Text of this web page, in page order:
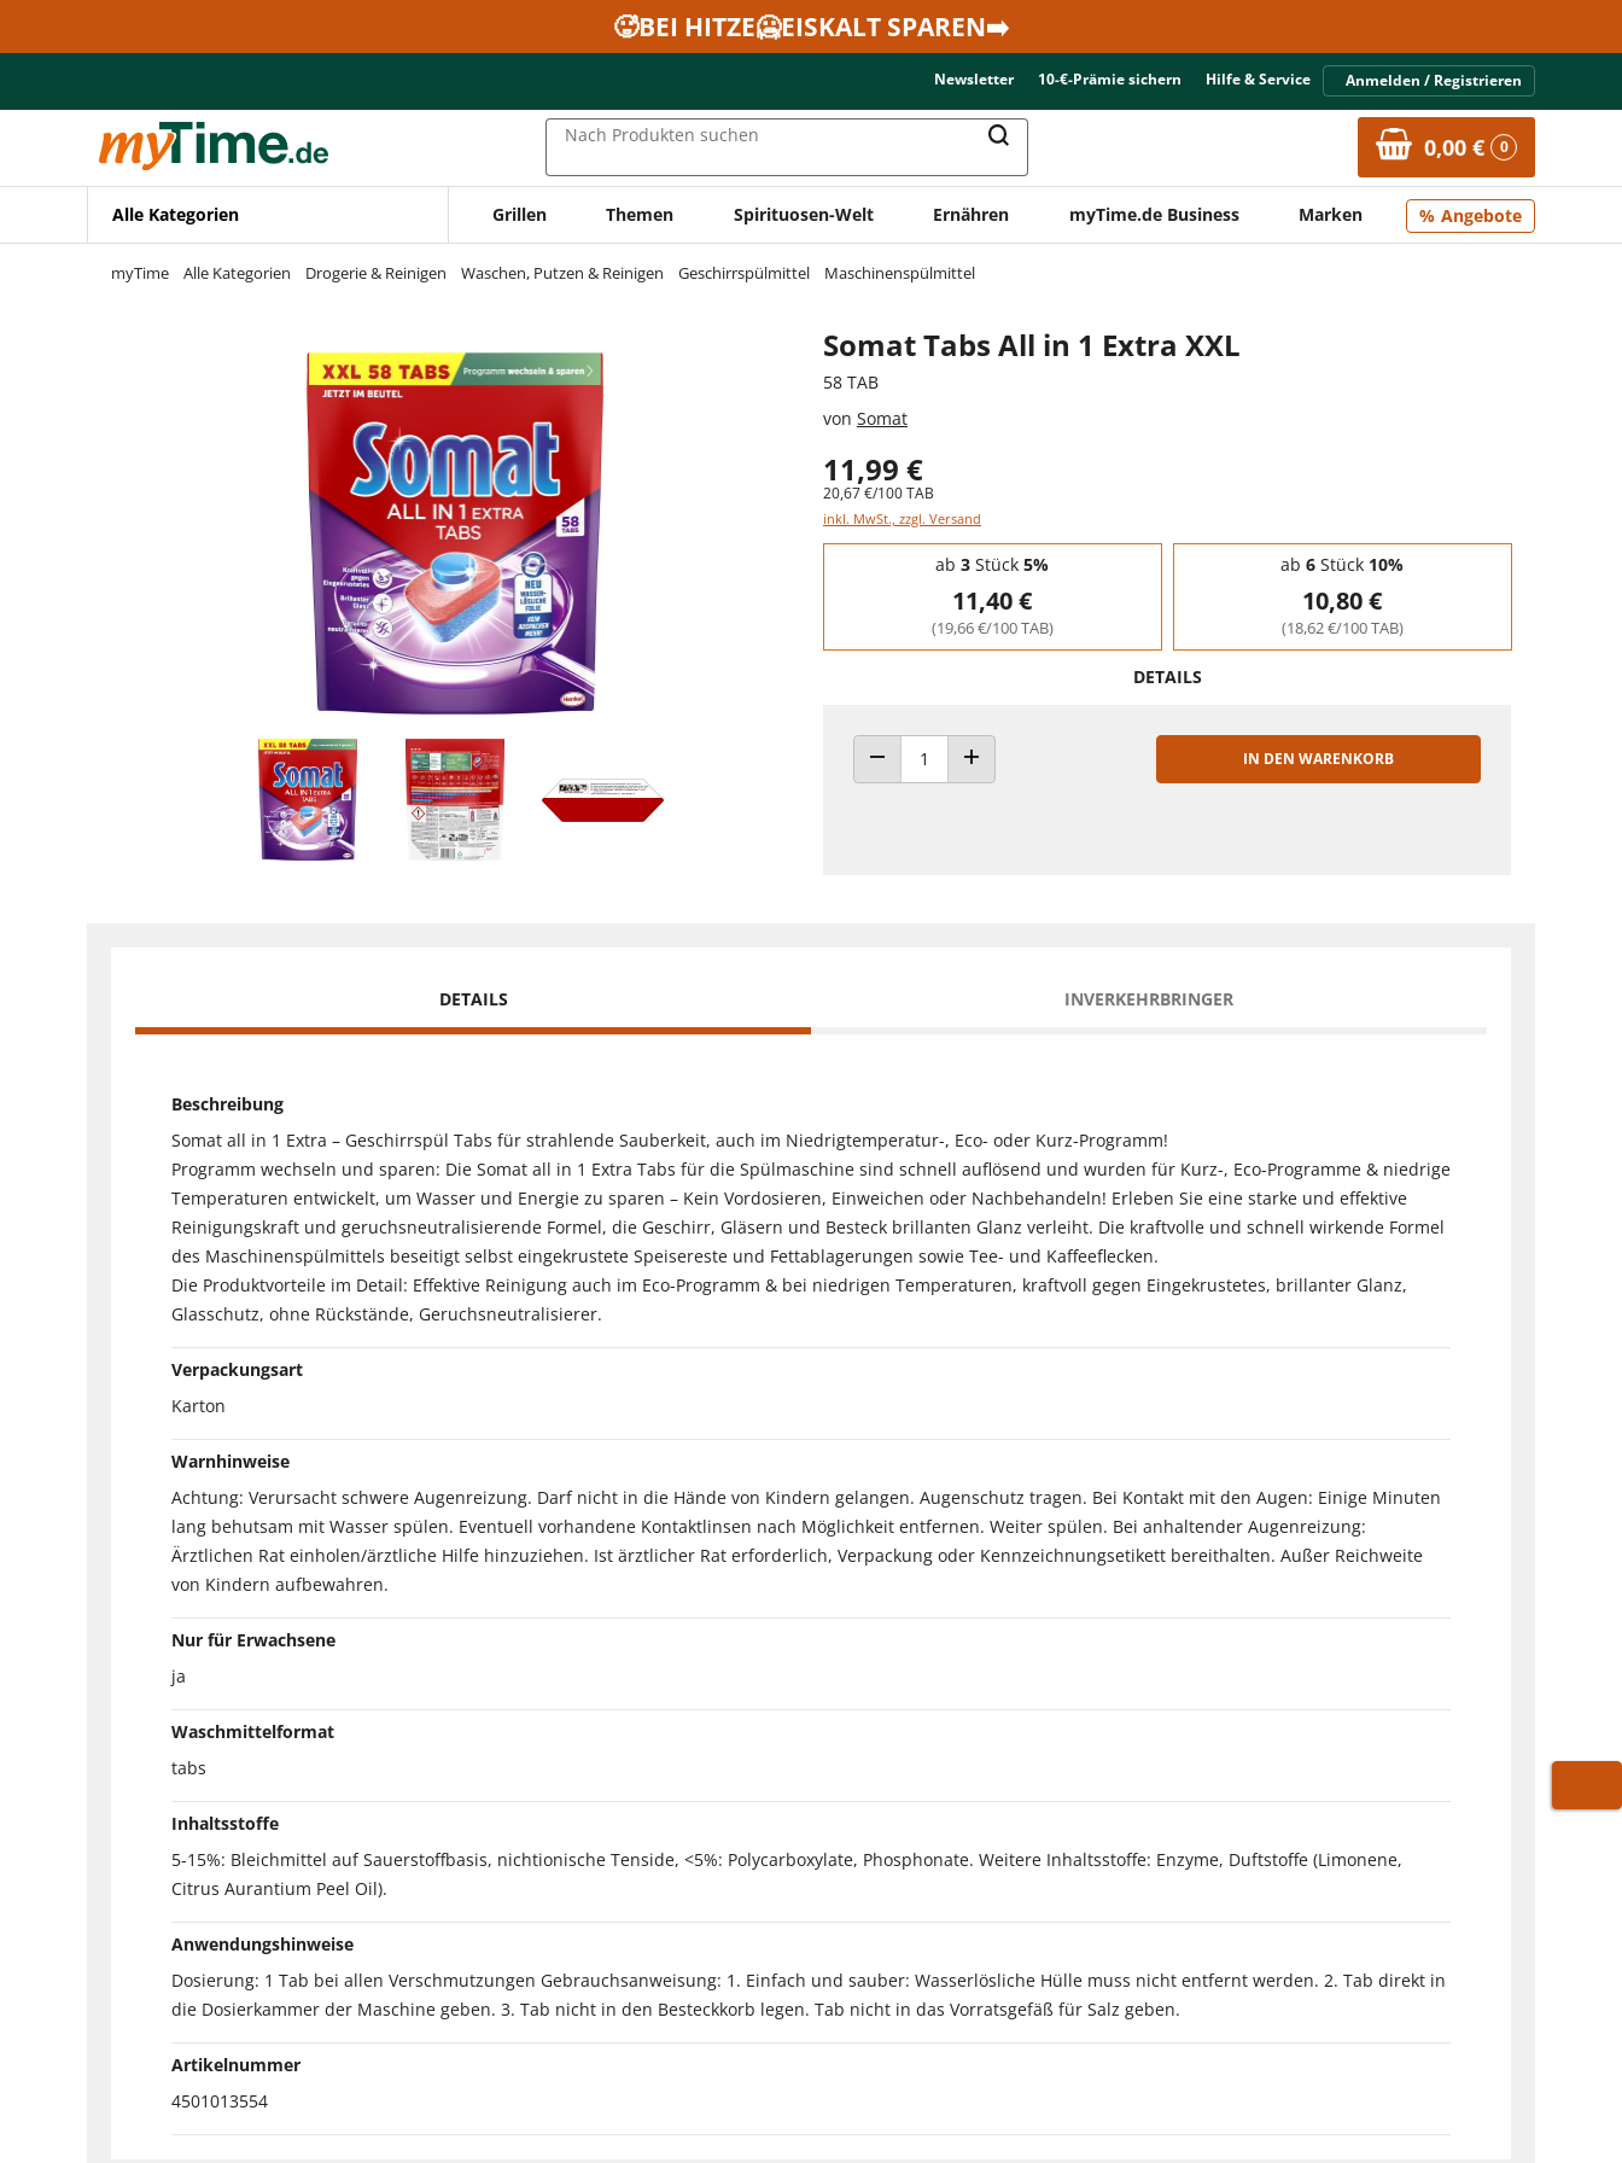
Zur Navigation springen
🥵BEI HITZE🥶EISKALT SPAREN➡️
Newsletter 10-€-Prämie sichern Hilfe & Service Anmelden / Registrieren
Nach Produkten suchen 0,00 € 0
Alle Kategorien Grillen Themen Spirituosen-Welt Ernähren myTime.de Business Marken Angebote
myTime Alle Kategorien Drogerie & Reinigen Waschen, Putzen & Reinigen Geschirrspülmittel Maschinenspülmittel
Somat Tabs All in 1 Extra XXL
58 TAB
von Somat
11,99 €
20,67 €/100 TAB
inkl. MwSt., zzgl. Versand
Staffelpreise - Mengenrabatt
ab 3 Stück 5%
11,40 €
(19,66 €/100 TAB)
ab 6 Stück 10%
10,80 €
(18,62 €/100 TAB)
DETAILS
ANZAHL VERRINGERNANZAHL ERHÖHEN
IN DEN WARENKORB
DETAILS INVERKEHRBRINGER
Beschreibung
Somat all in 1 Extra – Geschirrspül Tabs für strahlende Sauberkeit, auch im Niedrigtemperatur-, Eco- oder Kurz-Programm!
Programm wechseln und sparen: Die Somat all in 1 Extra Tabs für die Spülmaschine sind schnell auflösend und wurden für Kurz-, Eco-Programme & niedrige
Temperaturen entwickelt, um Wasser und Energie zu sparen – Kein Vordosieren, Einweichen oder Nachbehandeln! Erleben Sie eine starke und effektive
Reinigungskraft und geruchsneutralisierende Formel, die Geschirr, Gläsern und Besteck brillanten Glanz verleiht. Die kraftvolle und schnell wirkende Formel
des Maschinenspülmittels beseitigt selbst eingekrustete Speisereste und Fettablagerungen sowie Tee- und Kaffeeflecken.
Die Produktvorteile im Detail: Effektive Reinigung auch im Eco-Programm & bei niedrigen Temperaturen, kraftvoll gegen Eingekrustetes, brillanter Glanz,
Glasschutz, ohne Rückstände, Geruchsneutralisierer.
Verpackungsart
Karton
Warnhinweise
Achtung: Verursacht schwere Augenreizung. Darf nicht in die Hände von Kindern gelangen. Augenschutz tragen. Bei Kontakt mit den Augen: Einige Minuten
lang behutsam mit Wasser spülen. Eventuell vorhandene Kontaktlinsen nach Möglichkeit entfernen. Weiter spülen. Bei anhaltender Augenreizung:
Ärztlichen Rat einholen/ärztliche Hilfe hinzuziehen. Ist ärztlicher Rat erforderlich, Verpackung oder Kennzeichnungsetikett bereithalten. Außer Reichweite
von Kindern aufbewahren.
Nur für Erwachsene
ja
Waschmittelformat
tabs
Inhaltsstoffe
5-15%: Bleichmittel auf Sauerstoffbasis, nichtionische Tenside, <5%: Polycarboxylate, Phosphonate. Weitere Inhaltsstoffe: Enzyme, Duftstoffe (Limonene,
Citrus Aurantium Peel Oil).
Anwendungshinweise
Dosierung: 1 Tab bei allen Verschmutzungen Gebrauchsanweisung: 1. Einfach und sauber: Wasserlösliche Hülle muss nicht entfernt werden. 2. Tab direkt in
die Dosierkammer der Maschine geben. 3. Tab nicht in den Besteckkorb legen. Tab nicht in das Vorratsgefäß für Salz geben.
Artikelnummer
4501013554